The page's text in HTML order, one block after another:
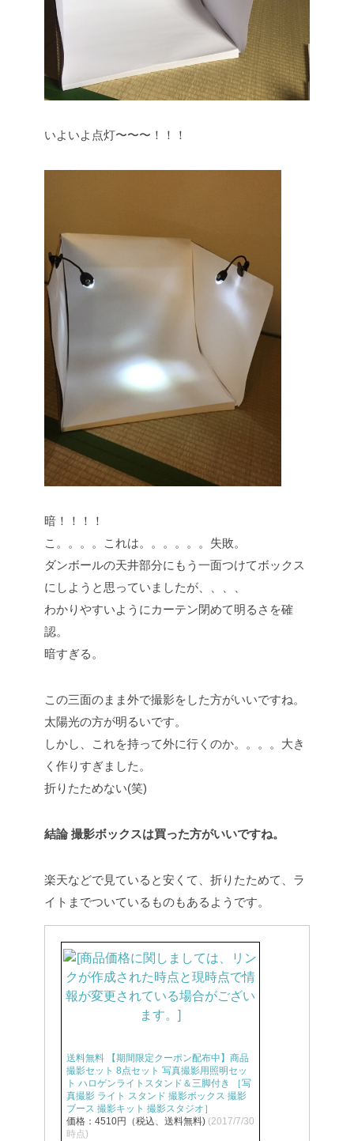
いよいよ点灯〜〜〜！！！
暗！！！！
こ。。。。これは。。。。。。失敗。
ダンボールの天井部分にもう一面つけてボックス
にしようと思っていましたが、、、、
わかりやすいようにカーテン閉めて明るさを確
認。
暗すぎる。
この三面のまま外で撮影をした方がいいですね。
太陽光の方が明るいです。
しかし、これを持って外に行くのか。。。。大き
く作りすぎました。
折りたためない(笑)
結論 撮影ボックスは買った方がいいですね。
楽天などで見ていると安くて、折りたためて、ラ
イトまでついているものもあるようです。
送料無料 【期間限定クーポン配布中】商品
撮影セット 8点セット 写真撮影用照明セッ
ト ハロゲンライトスタンド＆三脚付き ［写
真撮影 ライト スタンド 撮影ボックス 撮影
ブース 撮影キット 撮影スタジオ］
価格：4510円（税込、送料無料) (2017/7/30
時点)